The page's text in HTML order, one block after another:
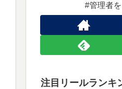
#管理者
注目リールランキ